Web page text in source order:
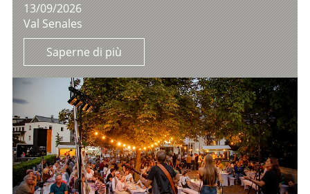
13/09/2026
Val Senales
Saperne di più